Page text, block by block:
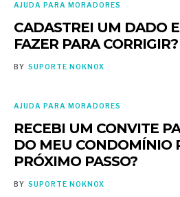
AJUDA PARA MORADORES
CADASTREI UM DADO
FAZER PARA CORRIGIR?
BY SUPORTE NOKNOX
AJUDA PARA MORADORES
RECEBI UM CONVITE
DO MEU CONDOMÍNIO
PRÓXIMO PASSO?
BY SUPORTE NOKNOX